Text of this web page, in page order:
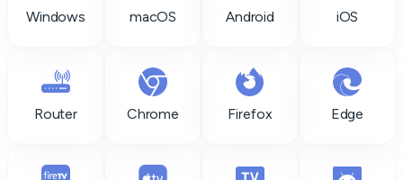
Windows macOS Android iOS
Router Chrome Firefox Edge